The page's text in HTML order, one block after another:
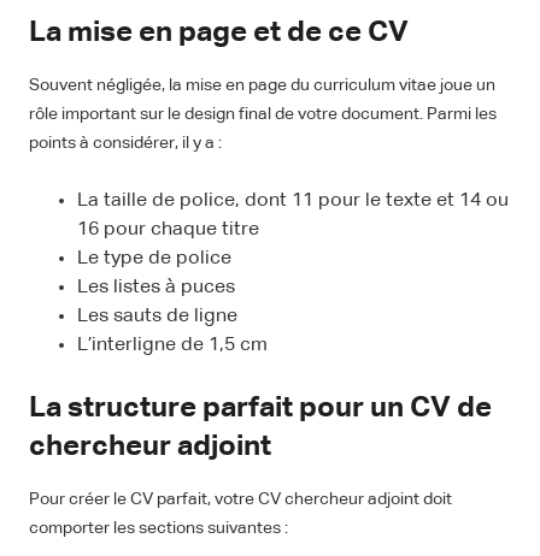
La mise en page et de ce CV
Souvent négligée, la mise en page du curriculum vitae joue un
rôle important sur le design final de votre document. Parmi les
points à considérer, il y a :
La taille de police, dont 11 pour le texte et 14 ou
16 pour chaque titre
Le type de police
Les listes à puces
Les sauts de ligne
L’interligne de 1,5 cm
La structure parfait pour un CV de
chercheur adjoint
Pour créer le CV parfait, votre CV chercheur adjoint doit
comporter les sections suivantes :